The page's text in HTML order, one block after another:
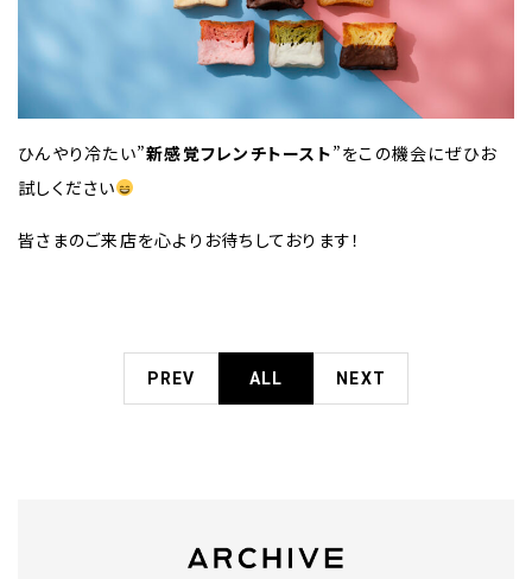
ひんやり冷たい”新感覚フレンチトースト”をこの機会にぜひお
試しください
皆さまのご来店を心よりお待ちしております！
PREV ALL NEXT